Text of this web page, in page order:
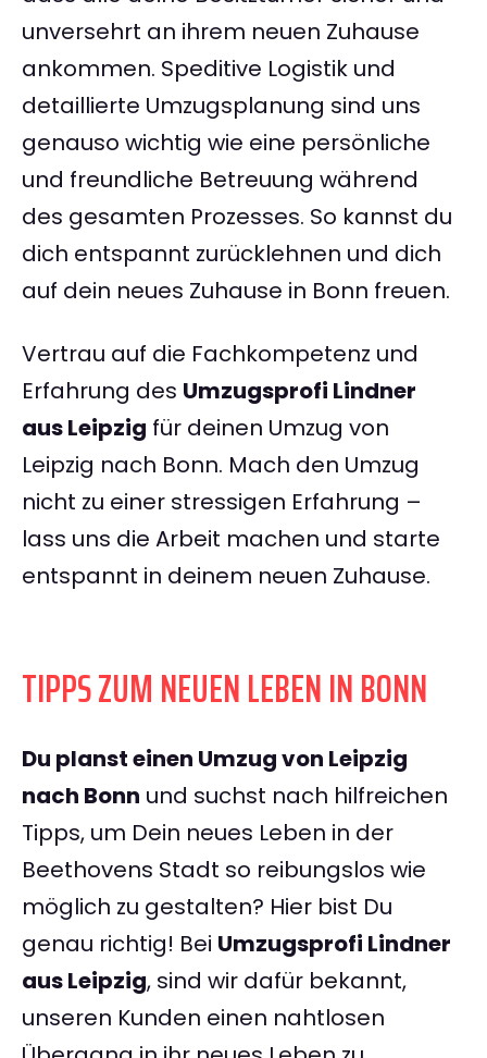
unversehrt an ihrem neuen Zuhause
ankommen. Speditive Logistik und
detaillierte Umzugsplanung sind uns
genauso wichtig wie eine persönliche
und freundliche Betreuung während
des gesamten Prozesses. So kannst du
dich entspannt zurücklehnen und dich
auf dein neues Zuhause in Bonn freuen.
Vertrau auf die Fachkompetenz und
Erfahrung des Umzugsprofi Lindner
aus Leipzig für deinen Umzug von
Leipzig nach Bonn. Mach den Umzug
nicht zu einer stressigen Erfahrung –
lass uns die Arbeit machen und starte
entspannt in deinem neuen Zuhause.
TIPPS ZUM NEUEN LEBEN IN BONN
Du planst einen Umzug von Leipzig
nach Bonn und suchst nach hilfreichen
Tipps, um Dein neues Leben in der
Beethovens Stadt so reibungslos wie
möglich zu gestalten? Hier bist Du
genau richtig! Bei Umzugsprofi Lindner
aus Leipzig, sind wir dafür bekannt,
unseren Kunden einen nahtlosen